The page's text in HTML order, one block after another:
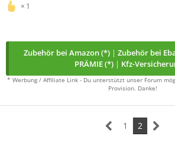
1
Zubehör bei Amazon (*)| Zubehör bei
PRÄMIE (*) | Kfz-
* Werbung / Affiliate Link - Du unterstützt unser Forum
Provision. Danke!
1 2